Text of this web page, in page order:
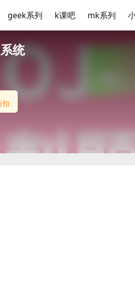
geek系列 k课吧 mk系列
统
扣